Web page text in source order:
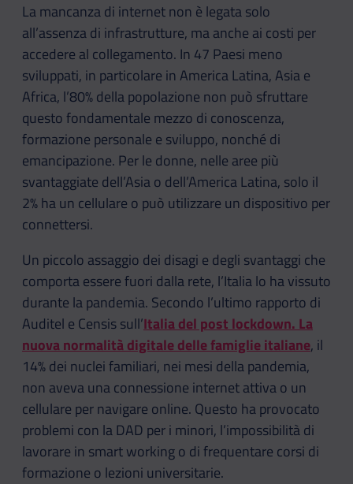
La mancanza di internet non è legata solo
all’assenza di infrastrutture, ma anche ai costi per
accedere al collegamento. In 47 Paesi meno
sviluppati, in particolare in America Latina, Asia e
Africa, l’80% della popolazione non può sfruttare
questo fondamentale mezzo di conoscenza,
formazione personale e sviluppo, nonché di
emancipazione. Per le donne, nelle aree più
svantaggiate dell’Asia o dell’America Latina, solo il
2% ha un cellulare o può utilizzare un dispositivo per
connettersi.
Un piccolo assaggio dei disagi e degli svantaggi che
comporta essere fuori dalla rete, l’Italia lo ha vissuto
durante la pandemia. Secondo l’ultimo rapporto di
Auditel e Censis sull’Italia del post lockdown. La
nuova normalità digitale delle famiglie italiane, il
14% dei nuclei familiari, nei mesi della pandemia,
non aveva una connessione internet attiva o un
cellulare per navigare online. Questo ha provocato
problemi con la DAD per i minori, l’impossibilità di
lavorare in smart working o di frequentare corsi di
formazione o lezioni universitarie.